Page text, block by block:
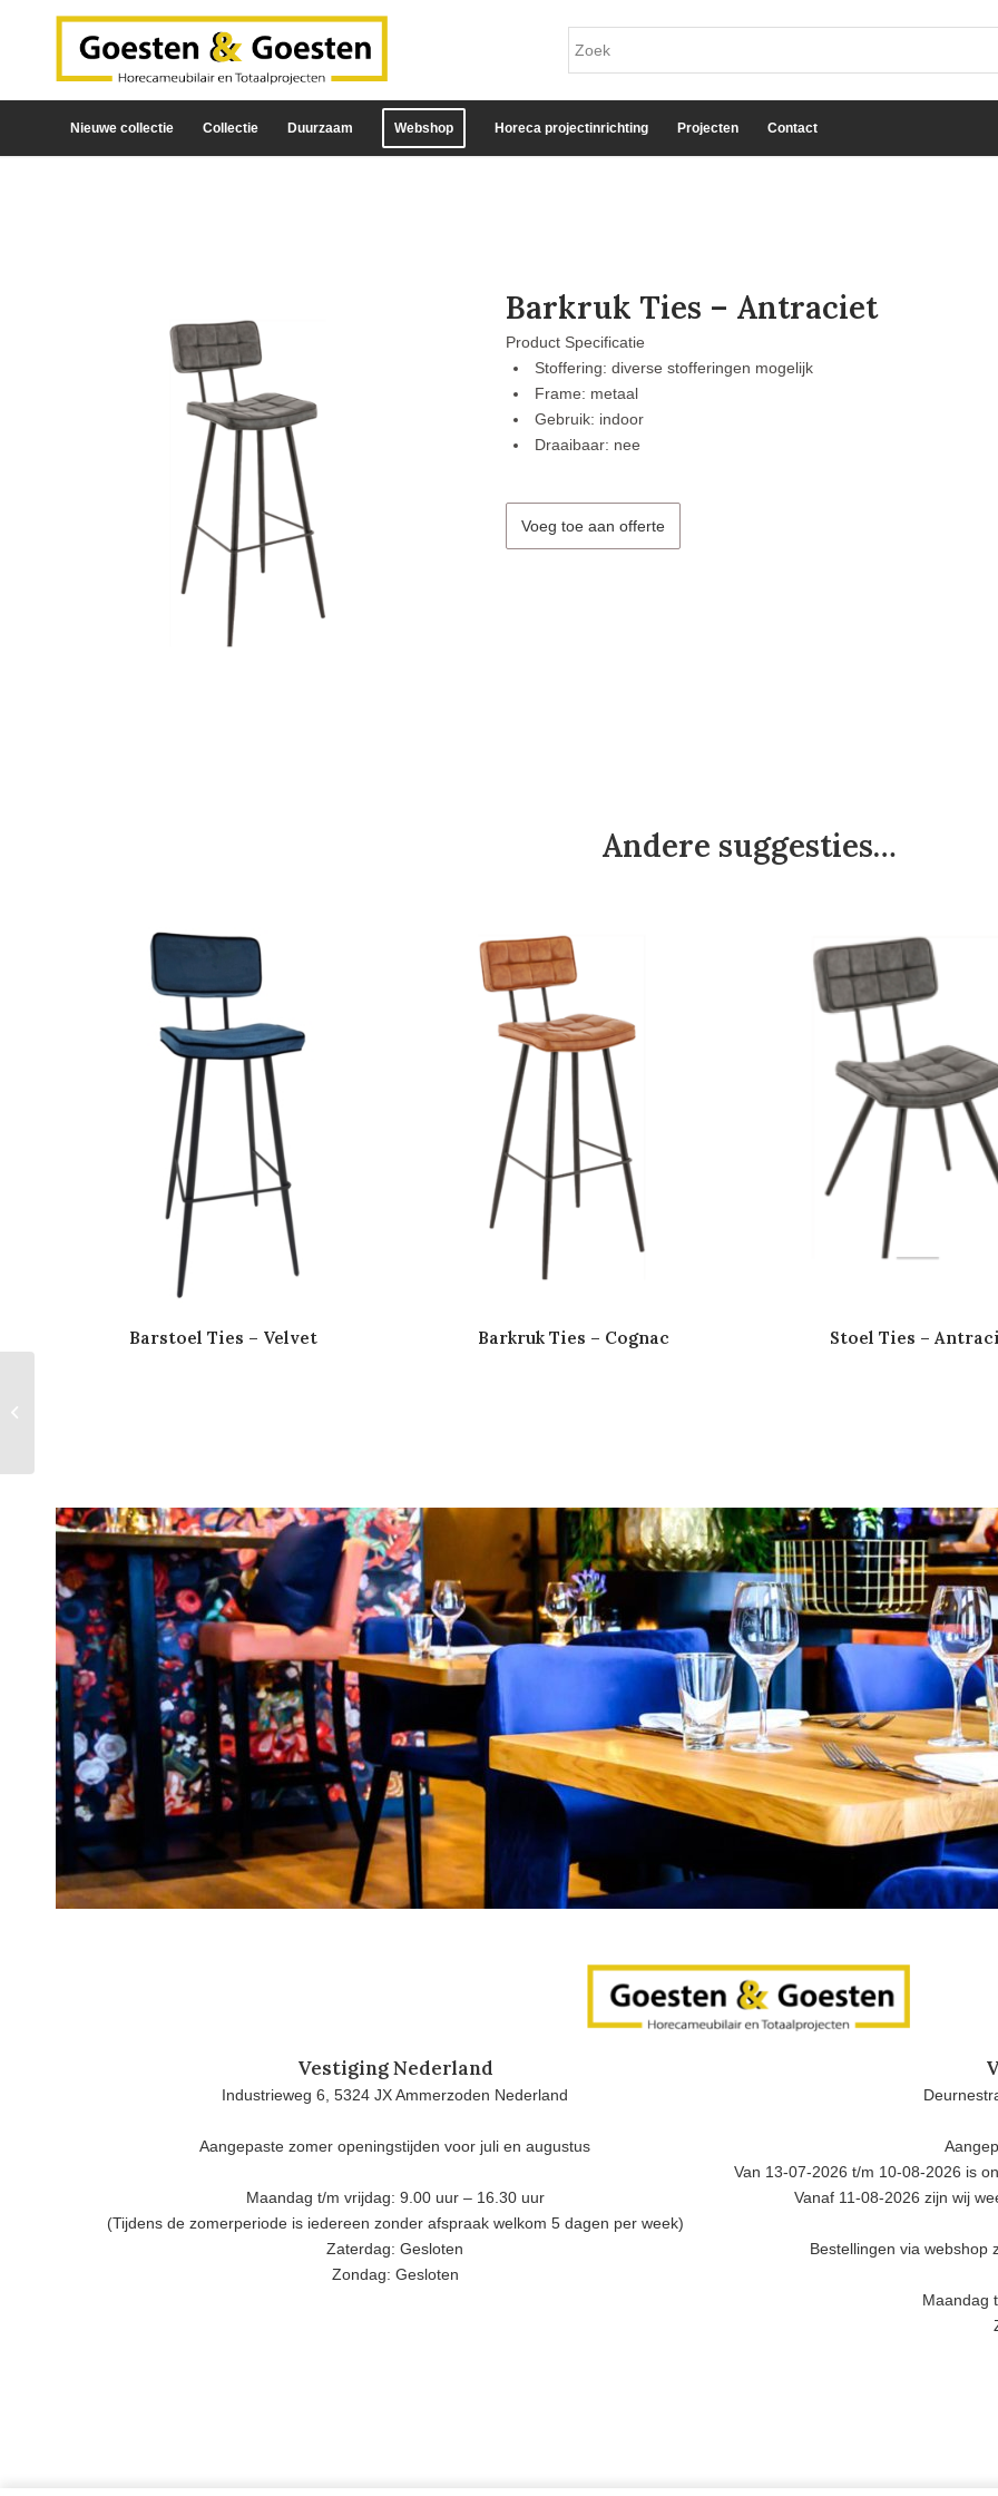
Nieuwe collectie Collectie Duurzaam Webshop Horeca projectinrichting Projecten Contact
Barkruk Ties – Antraciet
Product Specificatie
Stoffering: diverse stofferingen mogelijk
Frame: metaal
Gebruik: indoor
Draaibaar: nee
Voeg toe aan offerte
Andere suggesties…
Barstoel Ties – Velvet Barkruk Ties – Cognac Stoel Ties –
Vestiging Nederland
Industrieweg 6, 5324 JX Ammerzoden Nederland
Aangepaste zomer openingstijden voor juli en augustus
Maandag t/m vrijdag: 9.00 uur – 16.30 uur
(Tijdens de zomerperiode is iedereen zonder afspraak welkom 5 dagen per week)
Zaterdag: Gesloten
Zondag: Gesloten
Van 13-07-2026 t/m 10-08-2026 is
Vanaf 11-08-2026 zijn wij
Bestellingen via webshop
Maandag